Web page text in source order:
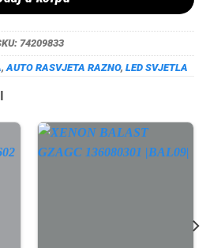
74209833
, AUTO RASVJETA RAZNO, LED SVJETLA